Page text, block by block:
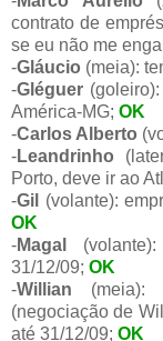
contrato de
se eu não me
-Gláucio (meia):
-Gléguer
América-MG; OK
-Carlos Alberto
-Leandrinho
Porto, deve ir ao
-Gil
(volante):
OK
-Magal
31/12/09; OK
-Willian (meia):
(negociação de
até 31/12/09; OK